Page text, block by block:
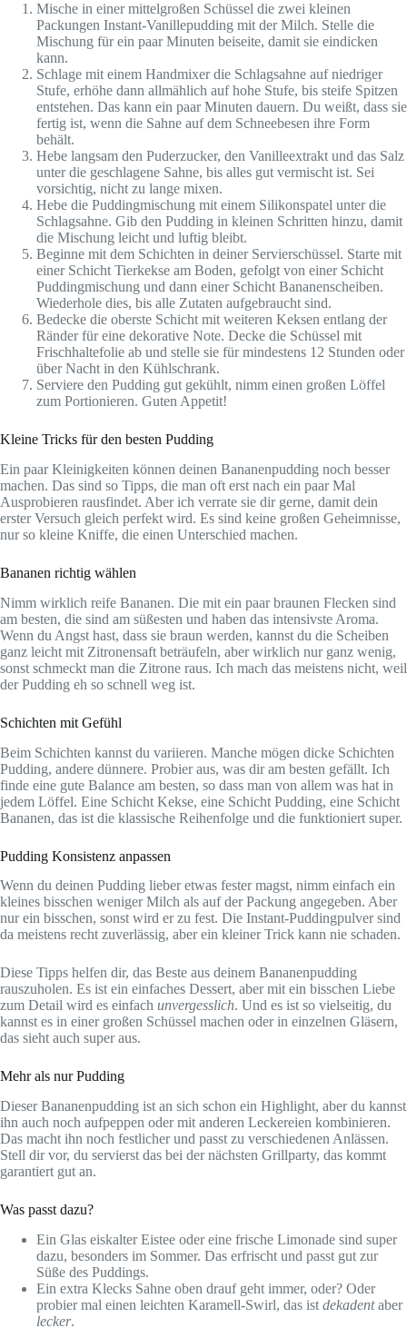
Mische in einer mittelgroßen Schüssel die zwei kleinen
Packungen Instant-Vanillepudding mit der Milch. Stelle die
Mischung für ein paar Minuten beiseite, damit sie eindicken
kann.
Schlage mit einem Handmixer die Schlagsahne auf niedriger
Stufe, erhöhe dann allmählich auf hohe Stufe, bis steife Spitzen
entstehen. Das kann ein paar Minuten dauern. Du weißt, dass sie
fertig ist, wenn die Sahne auf dem Schneebesen ihre Form
behält.
Hebe langsam den Puderzucker, den Vanilleextrakt und das Salz
unter die geschlagene Sahne, bis alles gut vermischt ist. Sei
vorsichtig, nicht zu lange mixen.
Hebe die Puddingmischung mit einem Silikonspatel unter die
Schlagsahne. Gib den Pudding in kleinen Schritten hinzu, damit
die Mischung leicht und luftig bleibt.
Beginne mit dem Schichten in deiner Servierschüssel. Starte mit
einer Schicht Tierkekse am Boden, gefolgt von einer Schicht
Puddingmischung und dann einer Schicht Bananenscheiben.
Wiederhole dies, bis alle Zutaten aufgebraucht sind.
Bedecke die oberste Schicht mit weiteren Keksen entlang der
Ränder für eine dekorative Note. Decke die Schüssel mit
Frischhaltefolie ab und stelle sie für mindestens 12 Stunden oder
über Nacht in den Kühlschrank.
Serviere den Pudding gut gekühlt, nimm einen großen Löffel
zum Portionieren. Guten Appetit!
Kleine Tricks für den besten Pudding
Ein paar Kleinigkeiten können deinen Bananenpudding noch besser
machen. Das sind so Tipps, die man oft erst nach ein paar Mal
Ausprobieren rausfindet. Aber ich verrate sie dir gerne, damit dein
erster Versuch gleich perfekt wird. Es sind keine großen Geheimnisse,
nur so kleine Kniffe, die einen Unterschied machen.
Bananen richtig wählen
Nimm wirklich reife Bananen. Die mit ein paar braunen Flecken sind
am besten, die sind am süßesten und haben das intensivste Aroma.
Wenn du Angst hast, dass sie braun werden, kannst du die Scheiben
ganz leicht mit Zitronensaft beträufeln, aber wirklich nur ganz wenig,
sonst schmeckt man die Zitrone raus. Ich mach das meistens nicht, weil
der Pudding eh so schnell weg ist.
Schichten mit Gefühl
Beim Schichten kannst du variieren. Manche mögen dicke Schichten
Pudding, andere dünnere. Probier aus, was dir am besten gefällt. Ich
finde eine gute Balance am besten, so dass man von allem was hat in
jedem Löffel. Eine Schicht Kekse, eine Schicht Pudding, eine Schicht
Bananen, das ist die klassische Reihenfolge und die funktioniert super.
Pudding Konsistenz anpassen
Wenn du deinen Pudding lieber etwas fester magst, nimm einfach ein
kleines bisschen weniger Milch als auf der Packung angegeben. Aber
nur ein bisschen, sonst wird er zu fest. Die Instant-Puddingpulver sind
da meistens recht zuverlässig, aber ein kleiner Trick kann nie schaden.
Diese Tipps helfen dir, das Beste aus deinem Bananenpudding
rauszuholen. Es ist ein einfaches Dessert, aber mit ein bisschen Liebe
zum Detail wird es einfach unvergesslich. Und es ist so vielseitig, du
kannst es in einer großen Schüssel machen oder in einzelnen Gläsern,
das sieht auch super aus.
Mehr als nur Pudding
Dieser Bananenpudding ist an sich schon ein Highlight, aber du kannst
ihn auch noch aufpeppen oder mit anderen Leckereien kombinieren.
Das macht ihn noch festlicher und passt zu verschiedenen Anlässen.
Stell dir vor, du servierst das bei der nächsten Grillparty, das kommt
garantiert gut an.
Was passt dazu?
Ein Glas eiskalter Eistee oder eine frische Limonade sind super
dazu, besonders im Sommer. Das erfrischt und passt gut zur
Süße des Puddings.
Ein extra Klecks Sahne oben drauf geht immer, oder? Oder
probier mal einen leichten Karamell-Swirl, das ist dekadentaber
lecker.